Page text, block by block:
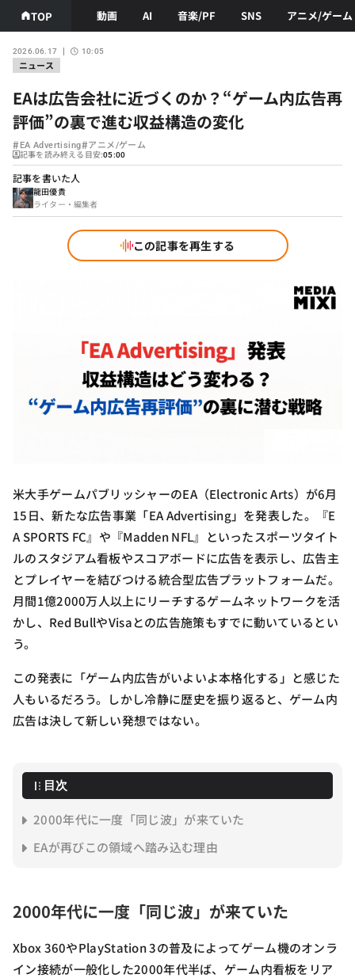
TOP 動画 AI 音楽/PF SNS アニメ/ゲーム
ニュース
2026.06.17 10:05
EAは広告会社に近づくのか？“ゲーム内広告再
評価”の裏で進む収益構造の変化
#EA Advertising#アニメ/ゲーム
記事を読み終える目安:05:00
記事を書いた人
龍田優貴
ライター・編集者
この記事を再生する
米大手ゲームパブリッシャーのEA（Electronic Arts）が6月
15日、新たな広告事業「EA Advertising」を発表した。『E
A SPORTS FC』や『Madden NFL』といったスポーツタイト
ルのスタジアム看板やスコアボードに広告を表示し、広告主
とプレイヤーを結びつける統合型広告プラットフォームだ。
月間1億2000万人以上にリーチするゲームネットワークを活
かし、Red BullやVisaとの広告施策もすでに動いているとい
う。
この発表に「ゲーム内広告がいよいよ本格化する」と感じた
人もいるだろう。しかし冷静に歴史を振り返ると、ゲーム内
広告は決して新しい発想ではない。
目次
2000年代に一度「同じ波」が来ていた
EAが再びこの領域へ踏み込む理由
2000年代に一度「同じ波」が来ていた
Xbox 360やPlayStation 3の普及によってゲーム機のオンラ
イン接続が一般化した2000年代半ば、ゲーム内看板をリア